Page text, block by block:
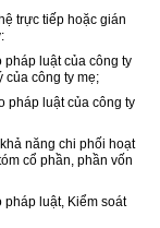
trực tiếp hoặc gián
luật của công ty
công ty mẹ;
pháp luật của công ty
năng chi phối hoạt
cổ phần, phần vốn
luật, Kiểm soát